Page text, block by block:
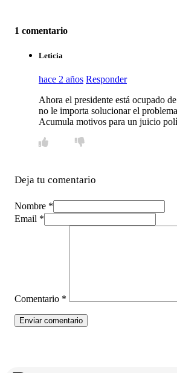
1 comentario
Leticia
hace 2 años Responder
Ahora el presidente está ocupado
no le importa solucionar el
Acumula motivos para un juicio
Deja tu comentario
Nombre *
Email *
Comentario *